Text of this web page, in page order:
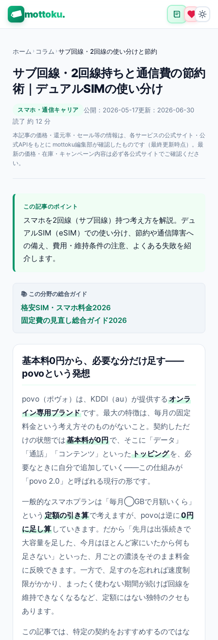
mottoku.
ホーム › コラム › サブ回線・2回線の使い分けと節約
サブ回線・2回線持ちと通信費の節約
術｜デュアルSIMの使い分け
スマホ・通信キャリア 公開：2026-05-17更新：2026-06-30
読了 約 12 分
本記事の価格・還元率・セール等の情報は、各サービスの公式サイト・公
式APIをもとに mottoku編集部が確認したものです（最終更新時点）。最
新の価格・在庫・キャンペーン内容は必ず各公式サイトでご確認くださ
い。
この記事のポイント
スマホを2回線（サブ回線）持つ考え方を解説。デュ
アルSIM（eSIM）での使い分け、節約や通信障害へ
の備え、費用・維持条件の注意、よくある失敗を紹
介します。
📚 この分野の総合ガイド
格安SIM・スマホ料金2026
固定費の見直し総合ガイド2026
基本料0円から、必要な分だけ足す——
povoという発想
povo（ポヴォ）は、KDDI（au）が提供する オンラ
イン専用ブランドです。最大の特徴は、毎月の固定
料金という考え方そのものがないこと。契約しただ
けの状態では基本料が0円で、そこに「データ」
「通話」「コンテンツ」といった トッピング を、必
要なときに自分で追加していく——この仕組みが
「povo 2.0」と呼ばれる現行の形です。
一般的なスマホプランは「毎月◯GBで月額いくら」
という 定額の引き算で考えますが、povoは逆に0円
に足し算 していきます。だから「先月は出張続きで
大容量を足した、今月はほとんど家にいたから何も
足さない」といった、月ごとの濃淡をそのまま料金
に反映できます。一方で、足すのを忘れれば速度制
限がかかり、まったく使わない期間が続けば回線を
維持できなくなるなど、定額にはない独特のクセも
あります。
この記事では、特定の契約をおすすめするのではな